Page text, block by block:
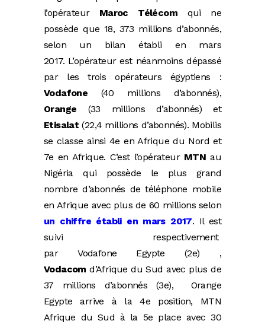
l’opérateur Maroc Télécom qui ne
possède que 18, 373 millions d’abonnés,
selon un bilan établi en mars
2017. L’opérateur est néanmoins dépassé
par les trois opérateurs égyptiens :
Vodafone (40 millions d’abonnés),
Orange (33 millions d’abonnés) et
Etisalat (22,4 millions d’abonnés). Mobilis
se classe ainsi 4e en Afrique du Nord et
7e en Afrique. C’est l’opérateur MTN au
Nigéria qui possède le plus grand
nombre d’abonnés de téléphone mobile
en Afrique avec plus de 60 millions selon
un chiffre établi en mars 2017. Il est
suivi respectivement
par Vodafone Egypte (2e) ,
Vodacomd’Afrique du Sud avec plus de
37 millions d’abonnés (3e), Orange
Egypte arrive à la 4e position, MTN
Afrique du Sud à la 5e place avec 30